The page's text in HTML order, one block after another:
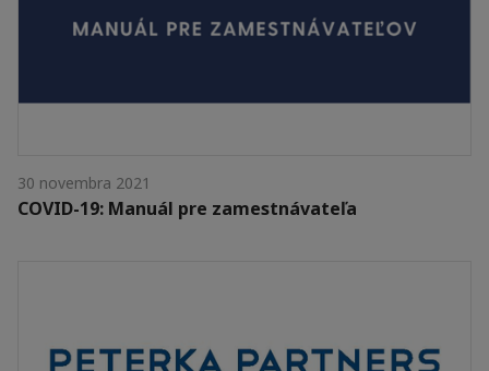
30 novembra 2021
COVID-19: Manuál pre zamestnávateľa